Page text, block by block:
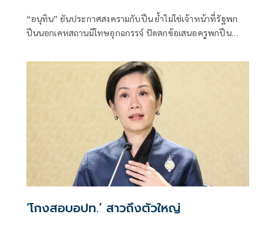
“อนุทิน” ยันประกาศสงครามกับปืน ย้ำไม่ใช่เจ้าหน้าที่รัฐพก
ปืนนอกเคหสถานมีโทษอุกฉกรรจ์ ปัดตกข้อเสนอครูพกปืน
เจ้าของเป็นผู้ต้องหาร่วม
‘โกงสอบอปท.’ สาวถึงตัวใหญ่